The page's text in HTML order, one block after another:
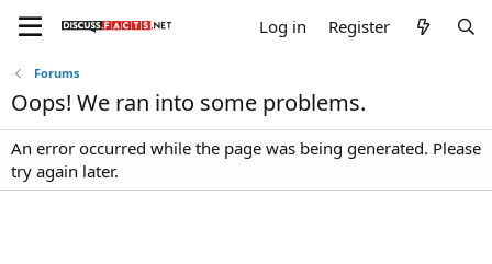
Log in Register
Forums
Oops! We ran into some problems.
An error occurred while the page was being generated. Please
try again later.